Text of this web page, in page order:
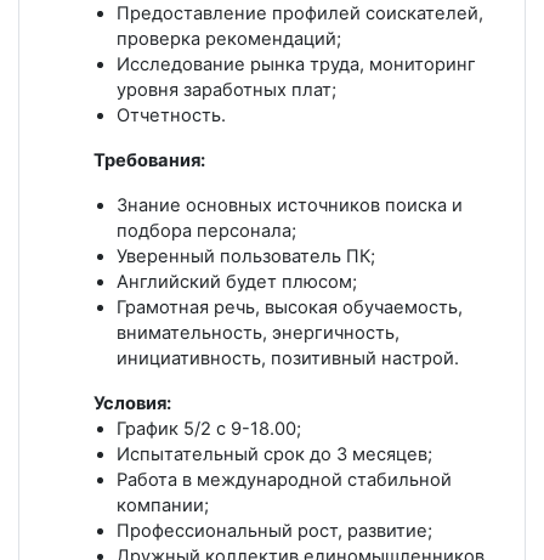
Предоставление профилей соискателей,
проверка рекомендаций;
Исследование рынка труда, мониторинг
уровня заработных плат;
Отчетность.
Требования:
Знание основных источников поиска и
подбора персонала;
Уверенный пользователь ПК;
Английский будет плюсом;
Грамотная речь, высокая обучаемость,
внимательность, энергичность,
инициативность, позитивный настрой.
Условия:
График 5/2 с 9-18.00;
Испытательный срок до 3 месяцев;
Работа в международной стабильной
компании;
Профессиональный рост, развитие;